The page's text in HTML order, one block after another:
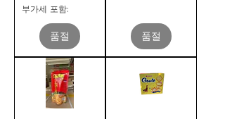
부가세 포함:
품절 품절